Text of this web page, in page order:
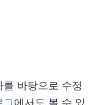
바탕으로 수정
그에서도 볼 수 있